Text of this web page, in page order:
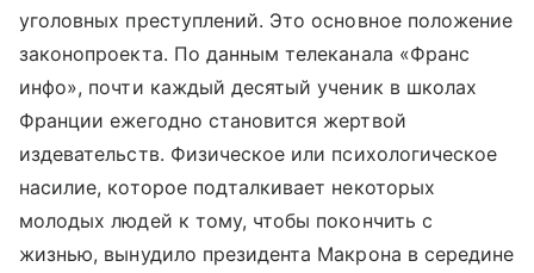
уголовных преступлений. Это основное положение
законопроекта. По данным телеканала «Франс
инфо», почти каждый десятый ученик в школах
Франции ежегодно становится жертвой
издевательств. Физическое или психологическое
насилие, которое подталкивает некоторых
молодых людей к тому, чтобы покончить с
жизнью, вынудило президента Макрона в середине